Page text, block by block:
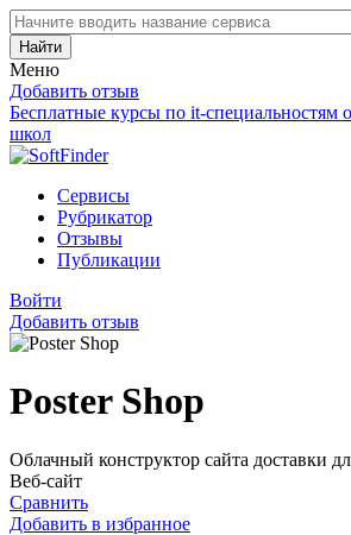
Найти
Меню
Добавить отзыв
Бесплатные курсы по it-специальностям
школ
Сервисы
Рубрикатор
Отзывы
Публикации
Войти
Добавить отзыв
Poster Shop
Облачный конструктор сайта доставки
Веб-сайт
Сравнить
Добавить в избранное